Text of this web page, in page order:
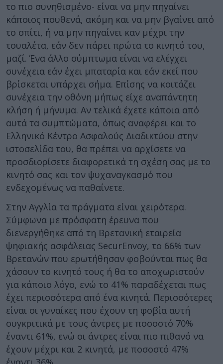
το πιο συνηθισμένο- είναι να μην πηγαίνει
κάποιος πουθενά, ακόμη και να μην βγαίνει από
το σπίτι, ή να μην πηγαίνει καν μέχρι την
τουαλέτα, εάν δεν πάρει πρώτα το κινητό του,
μαζί. Ένα άλλο σύμπτωμα είναι να ελέγχει
συνέχεια εάν έχει μπαταρία και εάν εκεί που
βρίσκεται υπάρχει σήμα. Επίσης να κοιτάζει
συνέχεια την οθόνη μήπως είχε αναπάντητη
κλήση ή μήνυμα. Αν τελικά έχετε κάποια από
αυτά τα συμπτώματα, όπως αναφέρει και το
Ελληνικό Κέντρο Ασφαλούς Διαδικτύου στην
ιστοσελίδα του, θα πρέπει να αρχίσετε να
προσδιορίσετε διαφορετικά τη σχέση σας με το
κινητό σας και τον ψυχαναγκασμό που
ενδεχομένως να παθαίνετε.
Στην Αγγλία τα πράγματα είναι χειρότερα.
Σύμφωνα με πρόσφατη έρευνα που
διενεργήθηκε από τη Βρετανική εταιρεία
ψηφιακής ασφάλειας SecurEnvoy, το 66% των
Βρετανών που ερωτήθησαν φοβούνται πως θα
χάσουν το κινητό τους ή θα το αποχωριστούν
για κάποιο λόγο, ενώ το 41% παραδέχεται πως
έχει περισσότερα από ένα κινητά. Περισσότερες
είναι οι γυναίκες που έχουν τη φοβία αυτή
συγκριτικά με τους άντρες με ποσοστό 70%
έναντι 61%, ενώ οι άντρες είναι πιο πιθανό να
έχουν μέχρι και 2 κινητά, με ποσοστό 47%